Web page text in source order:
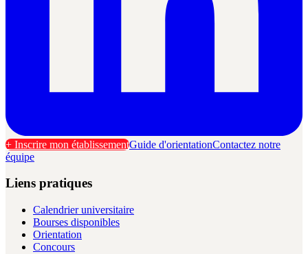
+ Inscrire mon établissementGuide d'orientationContactez notre
équipe
Liens pratiques
Calendrier universitaire
Bourses disponibles
Orientation
Concours